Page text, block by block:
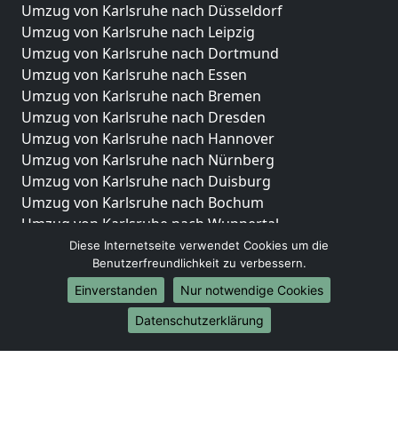
Umzug von Karlsruhe nach Düsseldorf
Umzug von Karlsruhe nach Leipzig
Umzug von Karlsruhe nach Dortmund
Umzug von Karlsruhe nach Essen
Umzug von Karlsruhe nach Bremen
Umzug von Karlsruhe nach Dresden
Umzug von Karlsruhe nach Hannover
Umzug von Karlsruhe nach Nürnberg
Umzug von Karlsruhe nach Duisburg
Umzug von Karlsruhe nach Bochum
Umzug von Karlsruhe nach Wuppertal
Umzug von Karlsruhe nach Bielefeld
Umzug von Karlsruhe nach Bonn
Umzug von Karlsruhe nach Münster
Internationale-Umzüge
Umzug von Karlsruhe nach Brasilien
Diese Internetseite verwendet Cookies um die
Benutzerfreundlichkeit zu verbessern.
Einverstanden
Nur notwendige Cookies
Datenschutzerklärung